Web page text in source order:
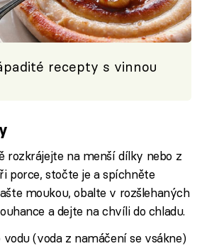
recepty s vinnou
rozkrájejte na menší dílky nebo z
porce, stočte je a spíchněte
moukou, obalte v rozšlehaných
a dejte na chvíli do chladu.
(voda z namáčení se vsákne)